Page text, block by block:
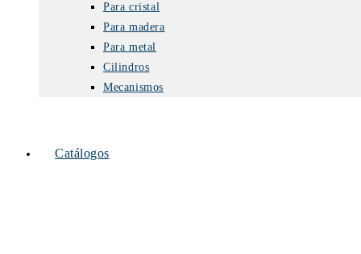
Para cristal
Para madera
Para metal
Cilindros
Mecanismos
Catálogos